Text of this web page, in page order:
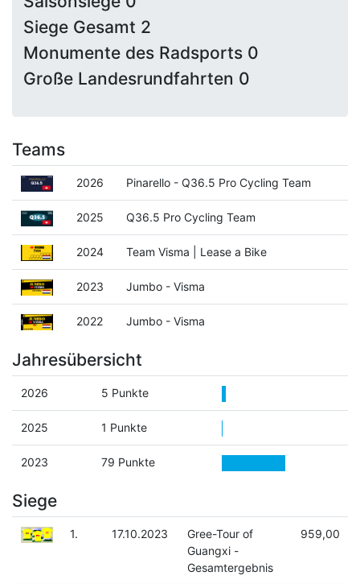
Siege Gesamt 2
Monumente des Radsports 0
Große Landesrundfahrten 0
Teams
2026 Pinarello - Q36.5 Pro Cycling Team
2025 Q36.5 Pro Cycling Team
2024 Team Visma | Lease a Bike
2023 Jumbo - Visma
2022 Jumbo - Visma
Jahresübersicht
2026 5 Punkte
2025 1 Punkte
2023 79 Punkte
Siege
1. 17.10.2023
Gree-Tour of
Guangxi -
Gesamtergebnis
959,00